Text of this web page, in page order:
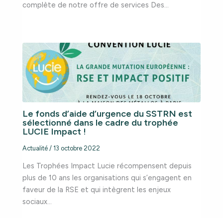
complète de notre offre de services Des…
Le fonds d’aide d’urgence du SSTRN est
sélectionné dans le cadre du trophée
LUCIE Impact !
Actualité/ 13 octobre 2022
Les Trophées Impact Lucie récompensent depuis
plus de 10 ans les organisations qui s’engagent en
faveur de la RSE et qui intègrent les enjeux
sociaux…